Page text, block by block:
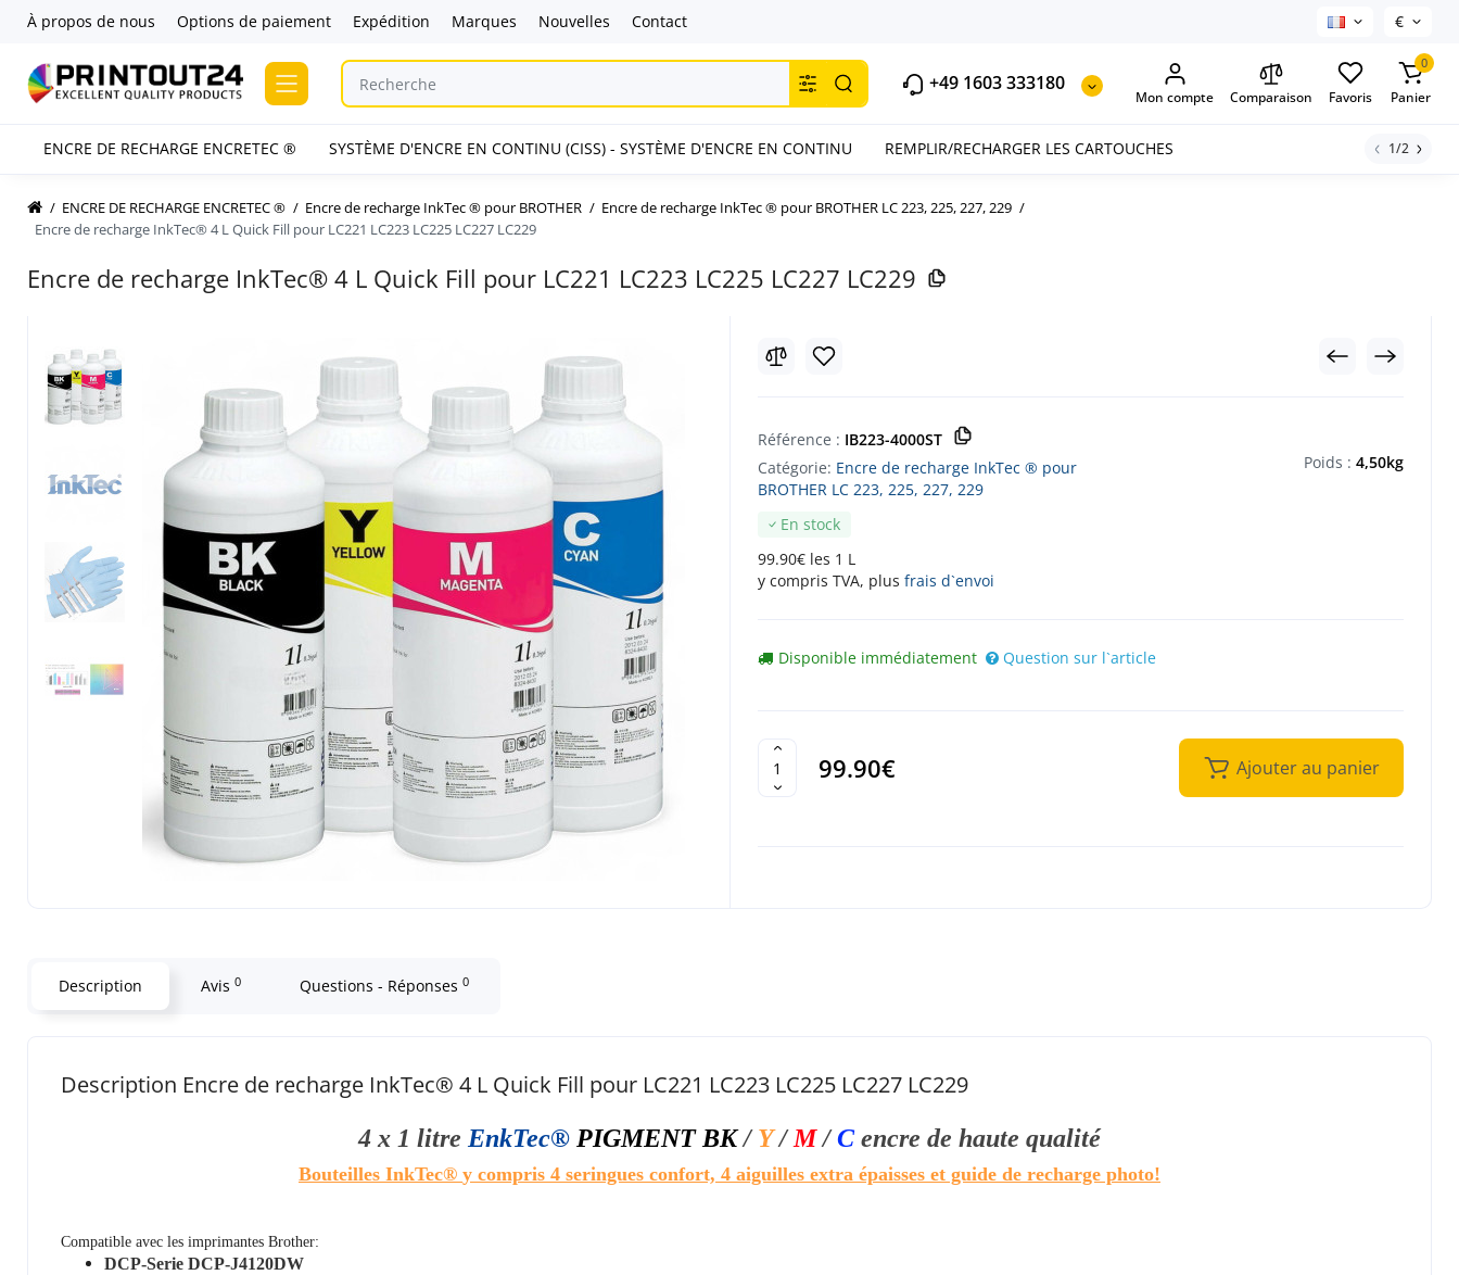
À propos de nous Options de paiement Expédition Marques Nouvelles Contact €
+49 1603 333180
Mon compte Comparaison Favoris
0
Panier
ENCRE DE RECHARGE ENCRETEC ® SYSTÈME D'ENCRE EN CONTINU (CISS) - SYSTÈME D'ENCRE EN CONTINU REMPLIR/RECHARGER LES CARTOUCHES 1/2
ENCRE DE RECHARGE ENCRETEC ® Encre de recharge InkTec ® pour BROTHER
Encre de recharge InkTec ® pour BROTHER LC 223, 225, 227, 229
Encre de recharge InkTec® 4 L Quick Fill pour LC221 LC223 LC225 LC227 LC229
Encre de recharge InkTec® 4 L Quick Fill pour LC221 LC223 LC225 LC227 LC229
Référence : IB223-4000ST
Catégorie: Encre de recharge InkTec ® pour
BROTHER LC 223, 225, 227, 229
En stock
99.90€ les 1 L
y compris TVA, plus frais d`envoi
Poids : 4,50kg
Disponible immédiatement Question sur l`article
99.90€ Ajouter au panier
Description Avis 0 Questions - Réponses 0
Description Encre de recharge InkTec® 4 L Quick Fill pour LC221 LC223 LC225 LC227 LC229
4 x 1 litre EnkTec® PIGMENT BK/Y/M/Cencre de haute qualité
Bouteilles InkTec® y compris 4 seringues confort, 4 aiguilles extra épaisses et guide de recharge photo!
Compatible avec les imprimantes Brother:
DCP-Serie DCP-J4120DW